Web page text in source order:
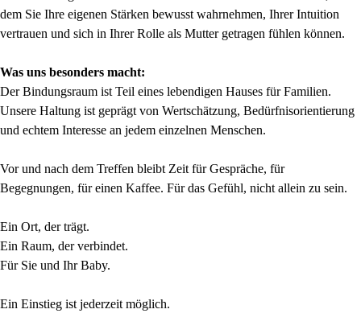
dem Sie Ihre eigenen Stärken bewusst wahrnehmen, Ihrer Intuition
vertrauen und sich in Ihrer Rolle als Mutter getragen fühlen können.
Was uns besonders macht:
Der Bindungsraum ist Teil eines lebendigen Hauses für Familien.
Unsere Haltung ist geprägt von Wertschätzung, Bedürfnisorientierung
und echtem Interesse an jedem einzelnen Menschen.
Vor und nach dem Treffen bleibt Zeit für Gespräche, für
Begegnungen, für einen Kaffee. Für das Gefühl, nicht allein zu sein.
Ein Ort, der trägt.
Ein Raum, der verbindet.
Für Sie und Ihr Baby.
Ein Einstieg ist jederzeit möglich.